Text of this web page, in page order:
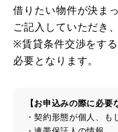
借りたい物件が決ま
ご記入していただき
※賃貸条件交渉をす
必要となります。
【お申込みの際に必要
・契約形態が個人、も